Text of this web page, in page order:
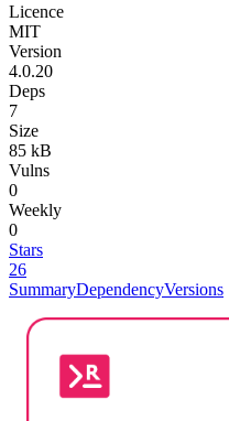
Licence
MIT
Version
4.0.20
Deps
7
Size
85 kB
Vulns
0
Weekly
0
Stars
26
SummaryDependencyVersions